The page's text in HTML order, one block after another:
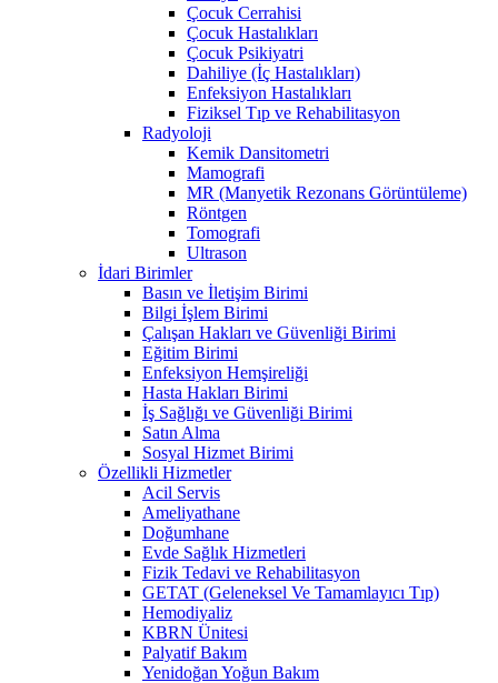
Çocuk Cerrahisi
Çocuk Hastalıkları
Çocuk Psikiyatri
Dahiliye (İç Hastalıkları)
Enfeksiyon Hastalıkları
Fiziksel Tıp ve Rehabilitasyon
Radyoloji
Kemik Dansitometri
Mamografi
MR (Manyetik Rezonans Görüntüleme)
Röntgen
Tomografi
Ultrason
İdari Birimler
Basın ve İletişim Birimi
Bilgi İşlem Birimi
Çalışan Hakları ve Güvenliği Birimi
Eğitim Birimi
Enfeksiyon Hemşireliği
Hasta Hakları Birimi
İş Sağlığı ve Güvenliği Birimi
Satın Alma
Sosyal Hizmet Birimi
Özellikli Hizmetler
Acil Servis
Ameliyathane
Doğumhane
Evde Sağlık Hizmetleri
Fizik Tedavi ve Rehabilitasyon
GETAT (Geleneksel Ve Tamamlayıcı Tıp)
Hemodiyaliz
KBRN Ünitesi
Palyatif Bakım
Yenidoğan Yoğun Bakım